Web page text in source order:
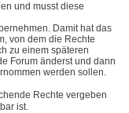
und musst diese
Damit hat das
von dem die Rechte
zu einem späteren
Forum änderst und dann
werden sollen.
Rechte vergeben
ist.